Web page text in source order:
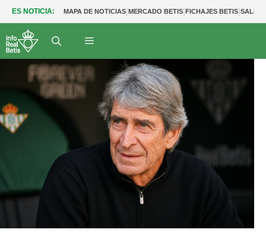
ES NOTICIA: MAPA DE NOTICIAS|MERCADO BETIS|FICHAJES BETIS|SALIDA